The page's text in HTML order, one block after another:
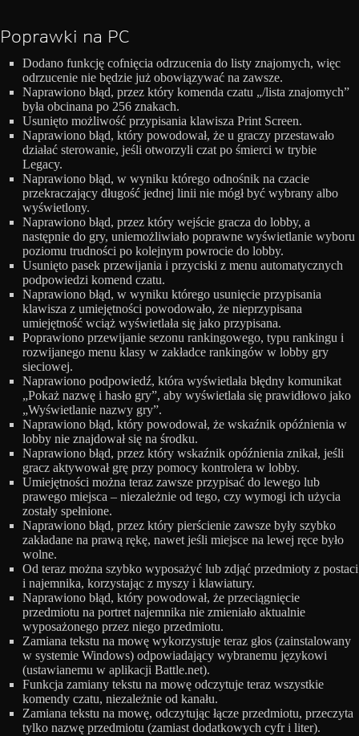
Poprawki na PC
Dodano funkcję cofnięcia odrzucenia do listy znajomych, więc
odrzucenie nie będzie już obowiązywać na zawsze.
Naprawiono błąd, przez który komenda czatu „/lista znajomych”
była obcinana po 256 znakach.
Usunięto możliwość przypisania klawisza Print Screen.
Naprawiono błąd, który powodował, że u graczy przestawało
działać sterowanie, jeśli otworzyli czat po śmierci w trybie
Legacy.
Naprawiono błąd, w wyniku którego odnośnik na czacie
przekraczający długość jednej linii nie mógł być wybrany albo
wyświetlony.
Naprawiono błąd, przez który wejście gracza do lobby, a
następnie do gry, uniemożliwiało poprawne wyświetlanie wyboru
poziomu trudności po kolejnym powrocie do lobby.
Usunięto pasek przewijania i przyciski z menu automatycznych
podpowiedzi komend czatu.
Naprawiono błąd, w wyniku którego usunięcie przypisania
klawisza z umiejętności powodowało, że nieprzypisana
umiejętność wciąż wyświetlała się jako przypisana.
Poprawiono przewijanie sezonu rankingowego, typu rankingu i
rozwijanego menu klasy w zakładce rankingów w lobby gry
sieciowej.
Naprawiono podpowiedź, która wyświetlała błędny komunikat
„Pokaż nazwę i hasło gry”, aby wyświetlała się prawidłowo jako
„Wyświetlanie nazwy gry”.
Naprawiono błąd, który powodował, że wskaźnik opóźnienia w
lobby nie znajdował się na środku.
Naprawiono błąd, przez który wskaźnik opóźnienia znikał, jeśli
gracz aktywował grę przy pomocy kontrolera w lobby.
Umiejętności można teraz zawsze przypisać do lewego lub
prawego miejsca – niezależnie od tego, czy wymogi ich użycia
zostały spełnione.
Naprawiono błąd, przez który pierścienie zawsze były szybko
zakładane na prawą rękę, nawet jeśli miejsce na lewej ręce było
wolne.
Od teraz można szybko wyposażyć lub zdjąć przedmioty z postaci
i najemnika, korzystając z myszy i klawiatury.
Naprawiono błąd, który powodował, że przeciągnięcie
przedmiotu na portret najemnika nie zmieniało aktualnie
wyposażonego przez niego przedmiotu.
Zamiana tekstu na mowę wykorzystuje teraz głos (zainstalowany
w systemie Windows) odpowiadający wybranemu językowi
(ustawianemu w aplikacji Battle.net).
Funkcja zamiany tekstu na mowę odczytuje teraz wszystkie
komendy czatu, niezależnie od kanału.
Zamiana tekstu na mowę, odczytując łącze przedmiotu, przeczyta
tylko nazwę przedmiotu (zamiast dodatkowych cyfr i liter).